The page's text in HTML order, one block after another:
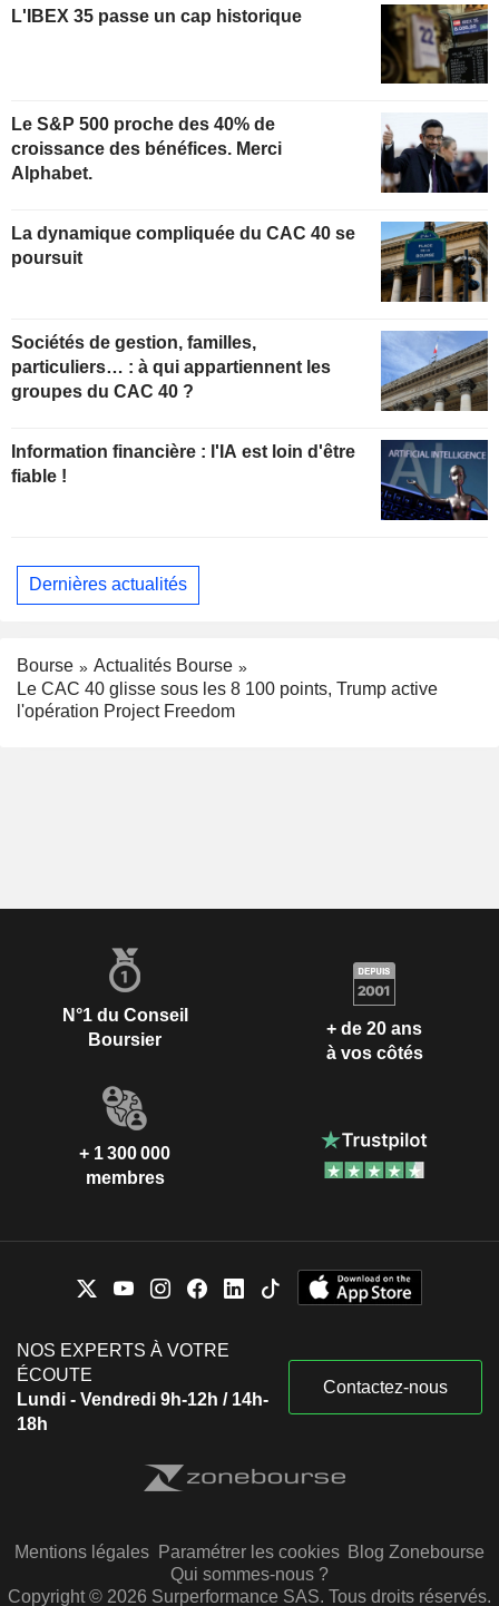
L'IBEX 35 passe un cap historique
Le S&P 500 proche des 40% de
croissance des bénéfices. Merci
Alphabet.
La dynamique compliquée du CAC 40 se
poursuit
Sociétés de gestion, familles,
particuliers… : à qui appartiennent les
groupes du CAC 40 ?
Information financière : l'IA est loin d'être
fiable !
Dernières actualités
Bourse
Actualités Bourse
Le CAC 40 glisse sous les 8 100 points, Trump active
l'opération Project Freedom
N°1 du Conseil
Boursier
+ de 20 ans
à vos côtés
+ 1 300 000
membres
NOS EXPERTS À VOTRE
ÉCOUTE
Lundi - Vendredi 9h-12h / 14h-
18h
Contactez-nous
Mentions légales Paramétrer les cookies Blog Zonebourse
Qui sommes-nous ?
Copyright © 2026 Surperformance SAS. Tous droits réservés.